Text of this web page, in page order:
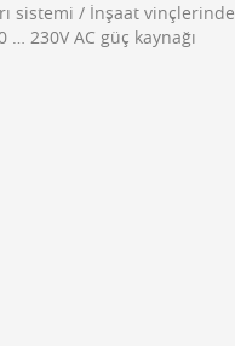
sistemi / İnşaat vinçlerinde
230V AC güç kaynağı